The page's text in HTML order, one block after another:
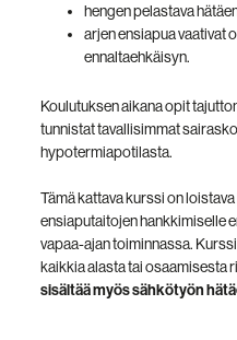
hengen pelastava
arjen ensiapua vaativat
ennaltaehkäisyn.
Koulutuksen aikana opit
tunnistat tavallisimmat
hypotermiapotilasta.
Tämä kattava kurssi on
ensiaputaitojen hankkimiselle
vapaa-ajan toiminnassa.
kaikkia alasta tai osaamisesta
sisältää myös sähkötyön